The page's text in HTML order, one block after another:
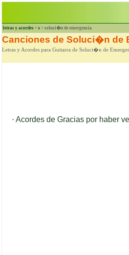
letras y acordes > s > soluci�n de emergencia
Canciones de Soluci�n de
Letras y Acordes para Guitarra de Soluci�n de
· Acordes de Gracias por haber